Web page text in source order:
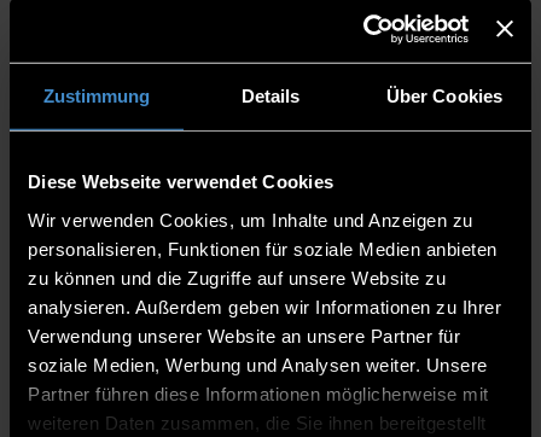
Zustimmung Details Über Cookies
Diese Webseite verwendet Cookies
Wir verwenden Cookies, um Inhalte und Anzeigen zu
personalisieren, Funktionen für soziale Medien anbieten
zu können und die Zugriffe auf unsere Website zu
analysieren. Außerdem geben wir Informationen zu Ihrer
Verwendung unserer Website an unsere Partner für
soziale Medien, Werbung und Analysen weiter. Unsere
Partner führen diese Informationen möglicherweise mit
weiteren Daten zusammen, die Sie ihnen bereitgestellt
Majid Salimi
Zentrum für angewandte Forschung
Institut für Präzisionsbearbeitung und
Hochfrequenztechnik - Technologie Campus
Teisnach
Mitarbeiter
TCT Labor 1
09923/80108-454